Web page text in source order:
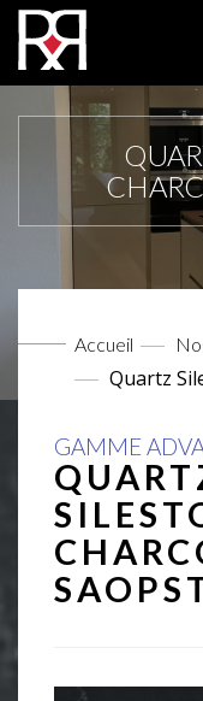
Accueil
Quartz
GAMME